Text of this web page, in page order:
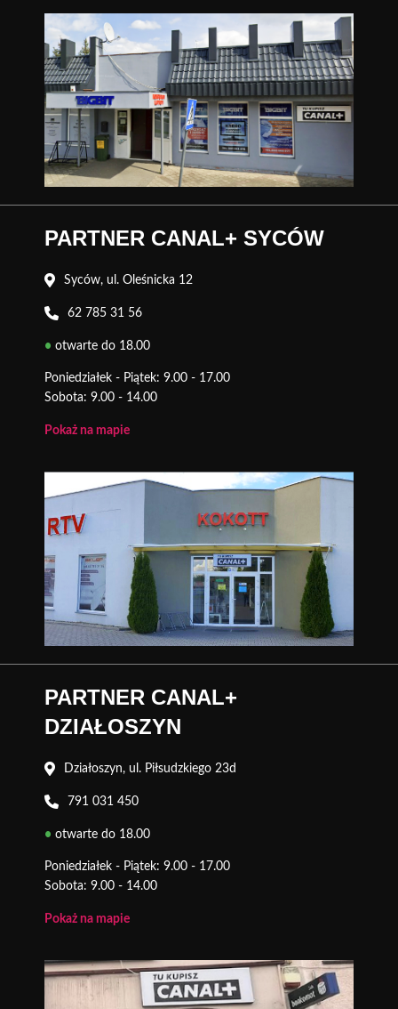
PARTNER CANAL+ SYCÓW
Syców, ul. Oleśnicka 12
62 785 31 56
• otwarte do 18.00
Poniedziałek - Piątek: 9.00 - 17.00
Sobota: 9.00 - 14.00
Pokaż na mapie
PARTNER CANAL+
DZIAŁOSZYN
Działoszyn, ul. Piłsudzkiego 23d
791 031 450
• otwarte do 18.00
Poniedziałek - Piątek: 9.00 - 17.00
Sobota: 9.00 - 14.00
Pokaż na mapie